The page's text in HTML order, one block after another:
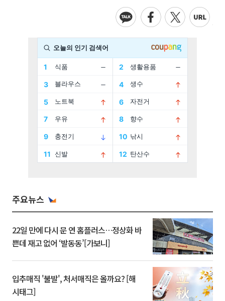
주요뉴스
22일 만에 다시 문 연 홈플러스…정상화 바
쁜데 재고 없어 ‘발동동’[가보니]
입추매직 '불발', 처서매직은 올까요? [해
시태그]